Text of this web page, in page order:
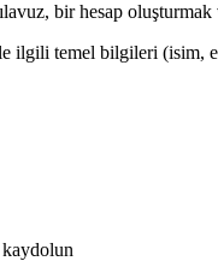
bir hesap
temel bilgileri